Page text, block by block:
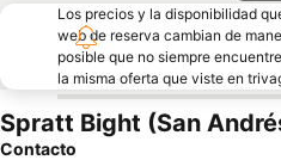
Los precios y la disponibilidad
web de reserva cambian de
posible que no siempre
la misma oferta que viste en
Spratt Bight (San
Contacto